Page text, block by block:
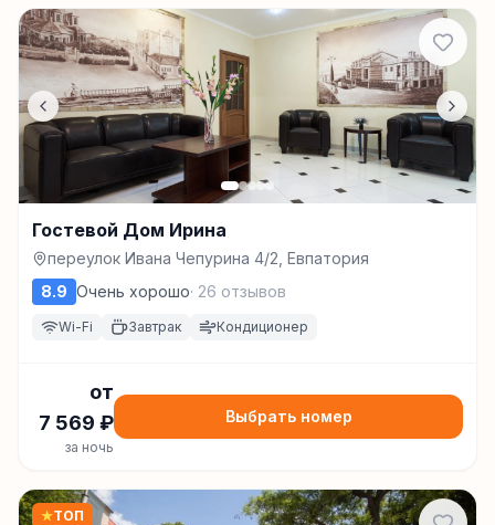
Гостевой Дом Ирина
переулок Ивана Чепурина 4/2, Евпатория
8.9 Очень хорошо· 26 отзывов
Wi-Fi Завтрак Кондиционер
от
7 569 ₽
за ночь
Выбрать номер
★ТОП